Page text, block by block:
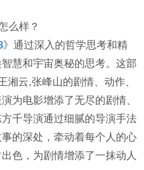
么样？
》通过深入的哲学思考和精
慧和宇宙奥秘的思考。这部
湘云,张峰山的剧情、动作、
为电影增添了无尽的剧情、
千导演通过细腻的导演手法
的深处，牵动着每个人的心
色，为剧情增添了一抹动人